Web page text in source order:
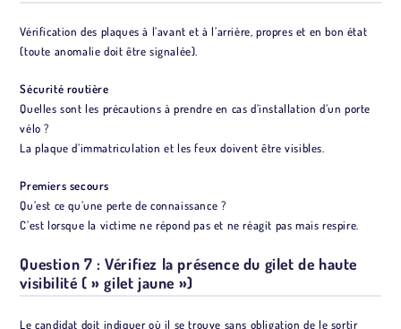
Vérification des plaques à l’avant et à l’arrière, propres et en bon état
(toute anomalie doit être signalée).
Sécurité routière
Quelles sont les précautions à prendre en cas d’installation d’un porte
vélo ?
La plaque d’immatriculation et les feux doivent être visibles.
Premiers secours
Qu’est ce qu’une perte de connaissance ?
C’est lorsque la victime ne répond pas et ne réagit pas mais respire.
Question 7 : Vérifiez la présence du gilet de haute
visibilité ( » gilet jaune »)
Le candidat doit indiquer où il se trouve sans obligation de le sortir